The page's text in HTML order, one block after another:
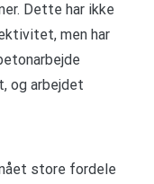
Dette har ikke
men har
og arbejdet
store fordele